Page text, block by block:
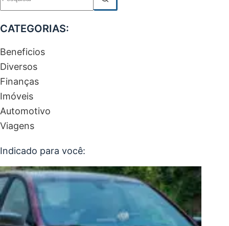
resultados
CATEGORIAS:
Beneficios
Diversos
Finanças
Imóveis
Automotivo
Viagens
Indicado para você: